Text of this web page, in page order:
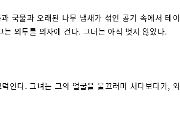
국물과 오래된 나무 냄새가 섞인 공기 속에서 테이
외투를 의자에 건다. 그녀는 아직 벗지 않았다.
인다. 그녀는 그의 얼굴을 물끄러미 쳐다보다가, 외